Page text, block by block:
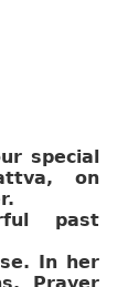
special
on
past
In her